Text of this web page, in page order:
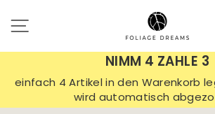
zum
Inhalt
NIMM 4 ZAHLE 3
einfach 4 Artikel in den Warenkorb
wird automatisch